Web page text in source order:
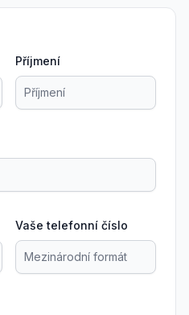
Příjmení
Vaše telefonní číslo